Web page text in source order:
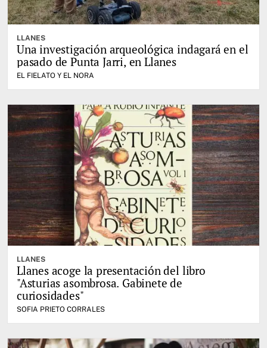
LLANES
Una investigación arqueológica indagará en el
pasado de Punta Jarri, en Llanes
EL FIELATO Y EL NORA
LLANES
Llanes acoge la presentación del libro
"Asturias asombrosa. Gabinete de
curiosidades"
SOFIA PRIETO CORRALES